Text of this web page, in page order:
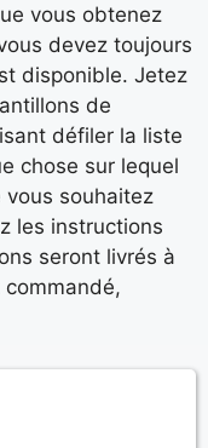
vous obtenez
devez toujours
disponible. Jetez
de
défiler la liste
chose sur lequel
vous souhaitez
les instructions
seront livrés à